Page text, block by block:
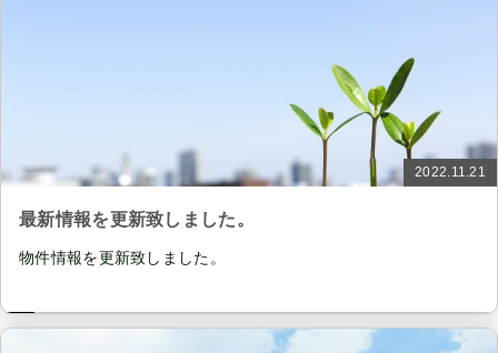
2022.11.21
最新情報を更新致しました。
物件情報を更新致しました。